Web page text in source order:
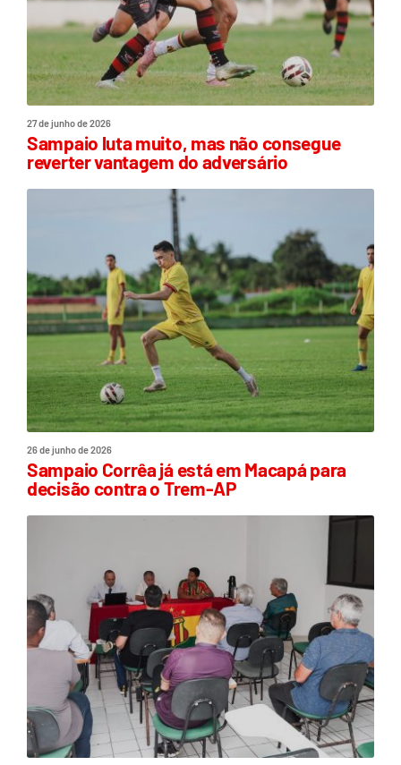
27 de junho de 2026
Sampaio luta muito, mas não consegue
reverter vantagem do adversário
26 de junho de 2026
Sampaio Corrêa já está em Macapá para
decisão contra o Trem-AP